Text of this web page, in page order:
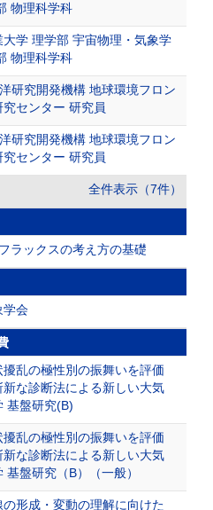
物理科学科
大学 理学部 宇宙物理・気象学
物理科学科
研究開発機構 地球環境フロン
究センター 研究員
研究開発機構 地球環境フロン
究センター 研究員
全件表示（7件）
ラックスの考え方の基礎
学会
擾乱の極性別の振舞いを評価
新な診断法による新しい大気
基盤研究(B)
擾乱の極性別の振舞いを評価
新な診断法による新しい大気
基盤研究（B）（一般）
の形成・変動の理解に向けた